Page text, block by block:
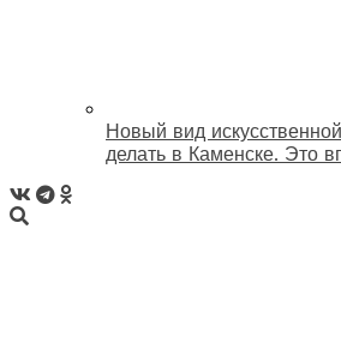
Новый вид
делать в Каменске. Это